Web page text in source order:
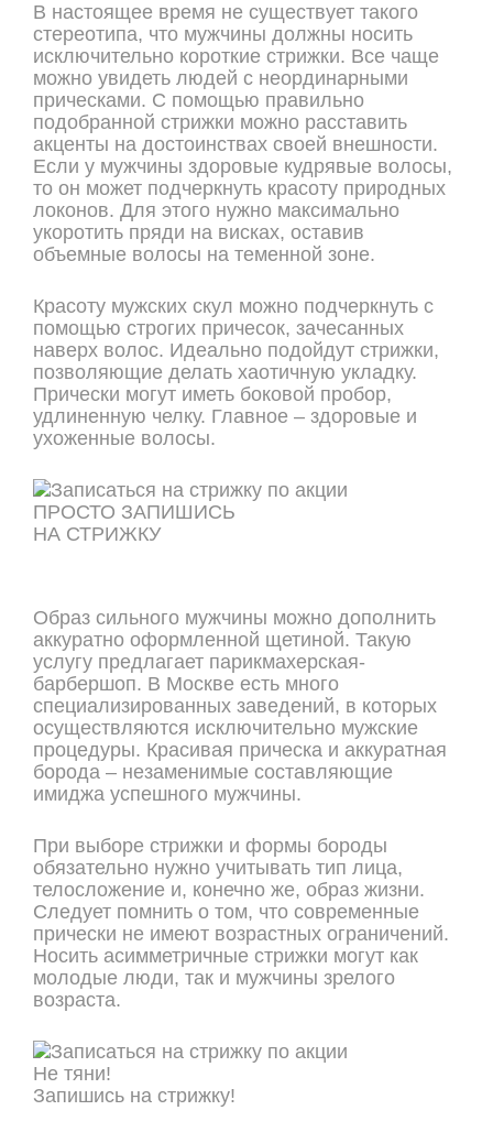
В настоящее время не существует такого
стереотипа, что мужчины должны носить
исключительно короткие стрижки. Все чаще
можно увидеть людей с неординарными
прическами. С помощью правильно
подобранной стрижки можно расставить
акценты на достоинствах своей внешности.
Если у мужчины здоровые кудрявые волосы,
то он может подчеркнуть красоту природных
локонов. Для этого нужно максимально
укоротить пряди на висках, оставив
объемные волосы на теменной зоне.
Красоту мужских скул можно подчеркнуть с
помощью строгих причесок, зачесанных
наверх волос. Идеально подойдут стрижки,
позволяющие делать хаотичную укладку.
Прически могут иметь боковой пробор,
удлиненную челку. Главное – здоровые и
ухоженные волосы.
ПРОСТО ЗАПИШИСЬ
НА СТРИЖКУ
Образ сильного мужчины можно дополнить
аккуратно оформленной щетиной. Такую
услугу предлагает парикмахерская-
барбершоп. В Москве есть много
специализированных заведений, в которых
осуществляются исключительно мужские
процедуры. Красивая прическа и аккуратная
борода – незаменимые составляющие
имиджа успешного мужчины.
При выборе стрижки и формы бороды
обязательно нужно учитывать тип лица,
телосложение и, конечно же, образ жизни.
Следует помнить о том, что современные
прически не имеют возрастных ограничений.
Носить асимметричные стрижки могут как
молодые люди, так и мужчины зрелого
возраста.
Не тяни!
Запишись на стрижку!